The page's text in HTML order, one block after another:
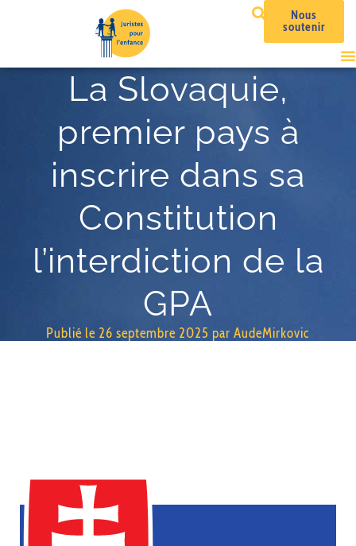
Nous
soutenir
La Slovaquie,
premier pays à
inscrire dans sa
Constitution
l’interdiction de la
GPA
Publié le 26 septembre 2025 par AudeMirkovic